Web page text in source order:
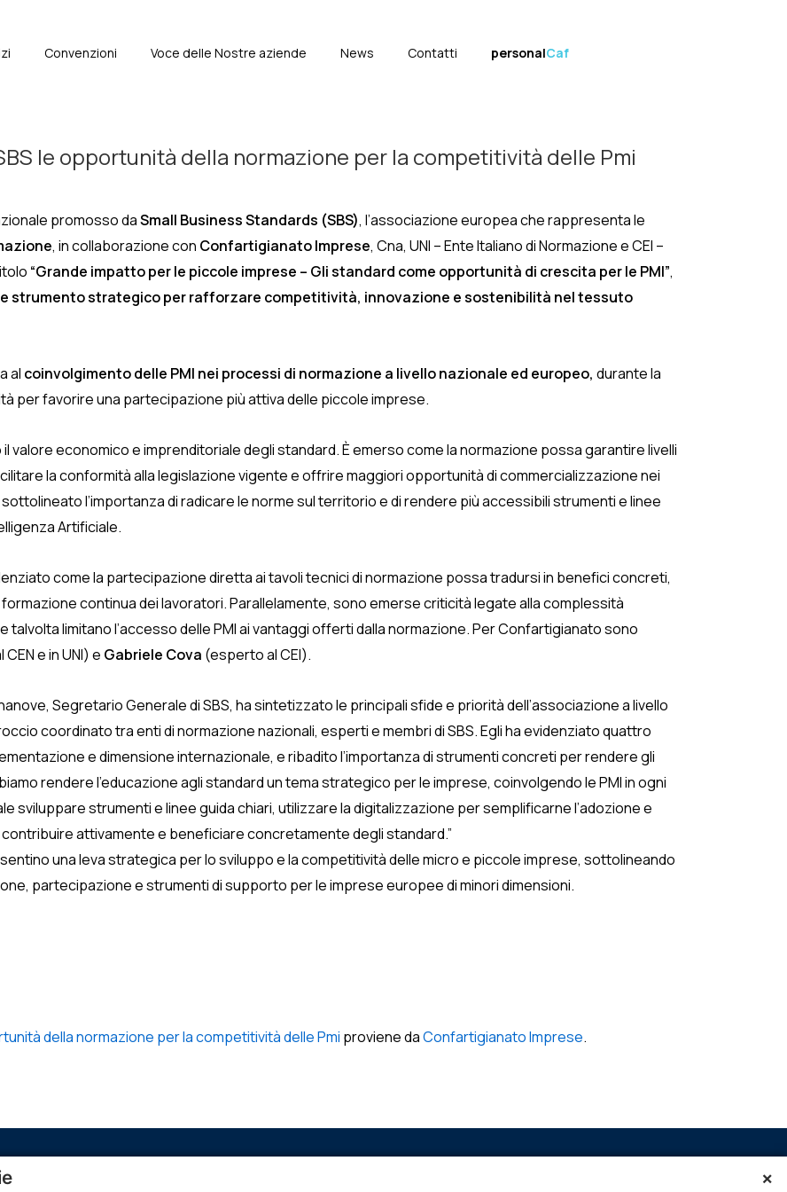
Convenzioni Voce delle Nostre aziende News Contatti personalCaf
le opportunità della normazione per la competitività delle Pmi
promosso daSmall Business Standards (SBS), l’associazione europea che rappresenta le
, in collaborazione con Confartigianato Imprese, Cna, UNI – Ente Italiano di Normazione e CEI –
“Grande impatto per le piccole imprese – Gli standard come opportunità di crescita per le PMI”,
strumento strategico per rafforzare competitività, innovazione e sostenibilità nel tessuto
al coinvolgimento delle PMI nei processi di normazione a livello nazionale ed europeo, durante la
per favorire una partecipazione più attiva delle piccole imprese.
valore economico e imprenditoriale degli standard. È emerso come la normazione possa garantire livelli
la conformità alla legislazione vigente e offrire maggiori opportunità di commercializzazione nei
l’importanza di radicare le norme sul territorio e di rendere più accessibili strumenti e linee
Artificiale.
come la partecipazione diretta ai tavoli tecnici di normazione possa tradursi in benefici concreti,
continua dei lavoratori. Parallelamente, sono emerse criticità legate alla complessità
limitano l’accesso delle PMI ai vantaggi offerti dalla normazione. Per Confartigianato sono
e in UNI) e Gabriele Cova (esperto al CEI).
Segretario Generale di SBS, ha sintetizzato le principali sfide e priorità dell’associazione a livello
coordinato tra enti di normazione nazionali, esperti e membri di SBS. Egli ha evidenziato quattro
e dimensione internazionale, e ribadito l’importanza di strumenti concreti per rendere gli
rendere l’educazione agli standard un tema strategico per le imprese, coinvolgendo le PMI in ogni
sviluppare strumenti e linee guida chiari, utilizzare la digitalizzazione per semplificarne l’adozione e
attivamente e beneficiare concretamente degli standard.”
una leva strategica per lo sviluppo e la competitività delle micro e piccole imprese, sottolineando
partecipazione e strumenti di supporto per le imprese europee di minori dimensioni.
della normazione per la competitività delle Pmi proviene daConfartigianato Imprese.
×